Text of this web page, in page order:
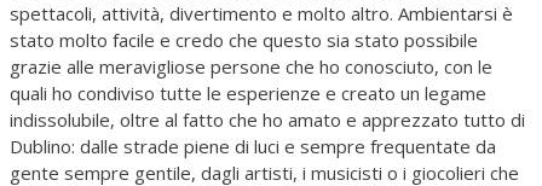
spettacoli, attività, divertimento e molto altro. Ambientarsi è
stato molto facile e credo che questo sia stato possibile
grazie alle meravigliose persone che ho conosciuto, con le
quali ho condiviso tutte le esperienze e creato un legame
indissolubile, oltre al fatto che ho amato e apprezzato tutto di
Dublino: dalle strade piene di luci e sempre frequentate da
gente sempre gentile, dagli artisti, i musicisti o i giocolieri che